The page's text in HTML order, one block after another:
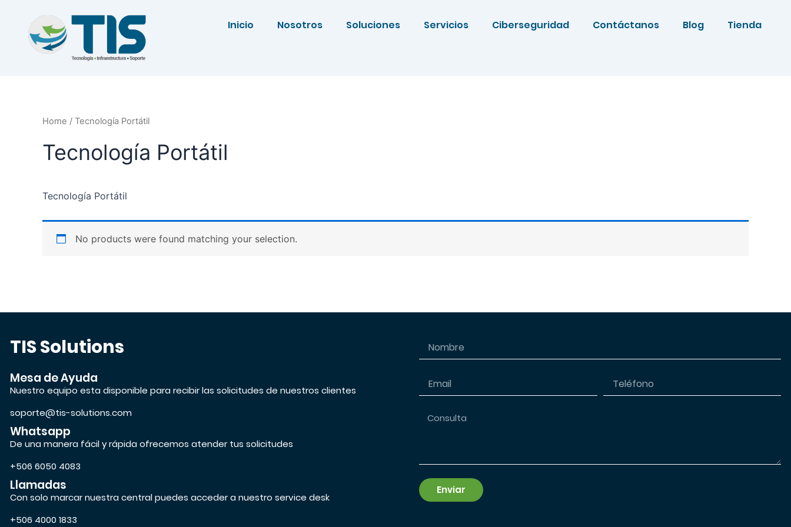
contenido
Inicio Nosotros Soluciones Servicios Ciberseguridad Contáctanos Blog Tienda
Home / Tecnología Portátil
Tecnología Portátil
Tecnología Portátil
No products were found matching your selection.
TIS Solutions
Mesa de Ayuda
Nuestro equipo esta disponible para recibir las solicitudes de nuestros clientes
soporte@tis-solutions.com
Whatsapp
De una manera fácil y rápida ofrecemos atender tus solicitudes
+506 6050 4083
Llamadas
Con solo marcar nuestra central puedes acceder a nuestro service desk
+506 4000 1833
Enviar